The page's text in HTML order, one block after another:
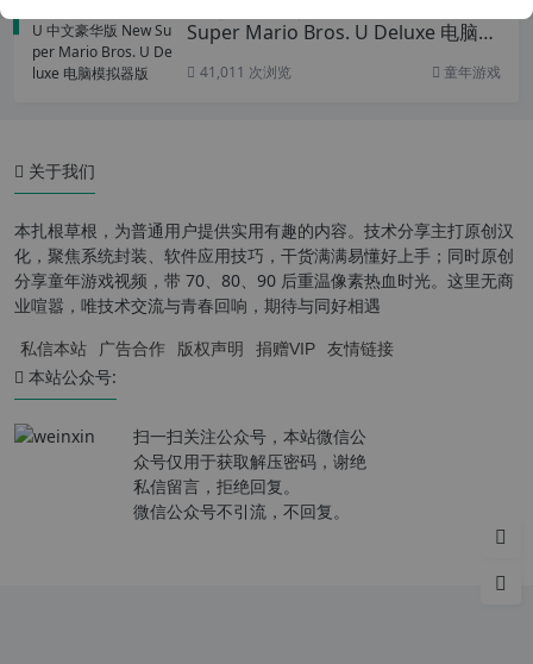
Super Mario Bros. U Deluxe 电脑模
41,011 次浏览 童年游戏
关于我们
本扎根草根，为普通用户提供实用有趣的内容。技术分享主打原创汉
化，聚焦系统封装、软件应用技巧，干货满满易懂好上手；同时原创
分享童年游戏视频，带 70、80、90 后重温像素热血时光。这里无商
业喧嚣，唯技术交流与青春回响，期待与同好相遇
私信本站 广告合作 版权声明 捐赠VIP 友情链接
本站公众号:
扫一扫关注公众号，本站微信公
众号仅用于获取解压密码，谢绝
私信留言，拒绝回复。
微信公众号不引流，不回复。